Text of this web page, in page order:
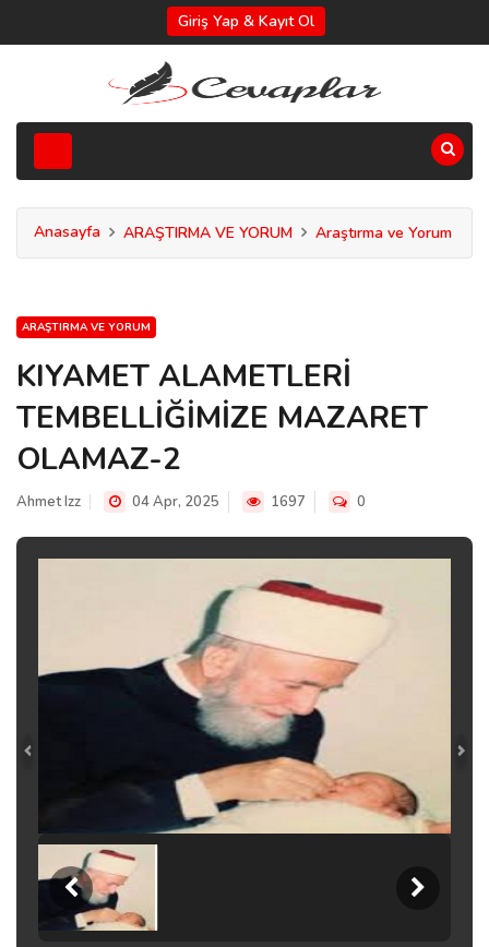
Giriş Yap & Kayıt Ol
Anasayfa ARAŞTIRMA VE YORUM Araştırma ve Yorum
ARAŞTIRMA VE YORUM
KIYAMET ALAMETLERİ
TEMBELLİĞİMİZE MAZARET
OLAMAZ-2
Ahmet Izz 04 Apr, 2025 1697 0